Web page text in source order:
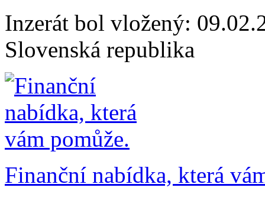
Inzerát bol vložený:
Slovenská republika
Finanční nabídka, která